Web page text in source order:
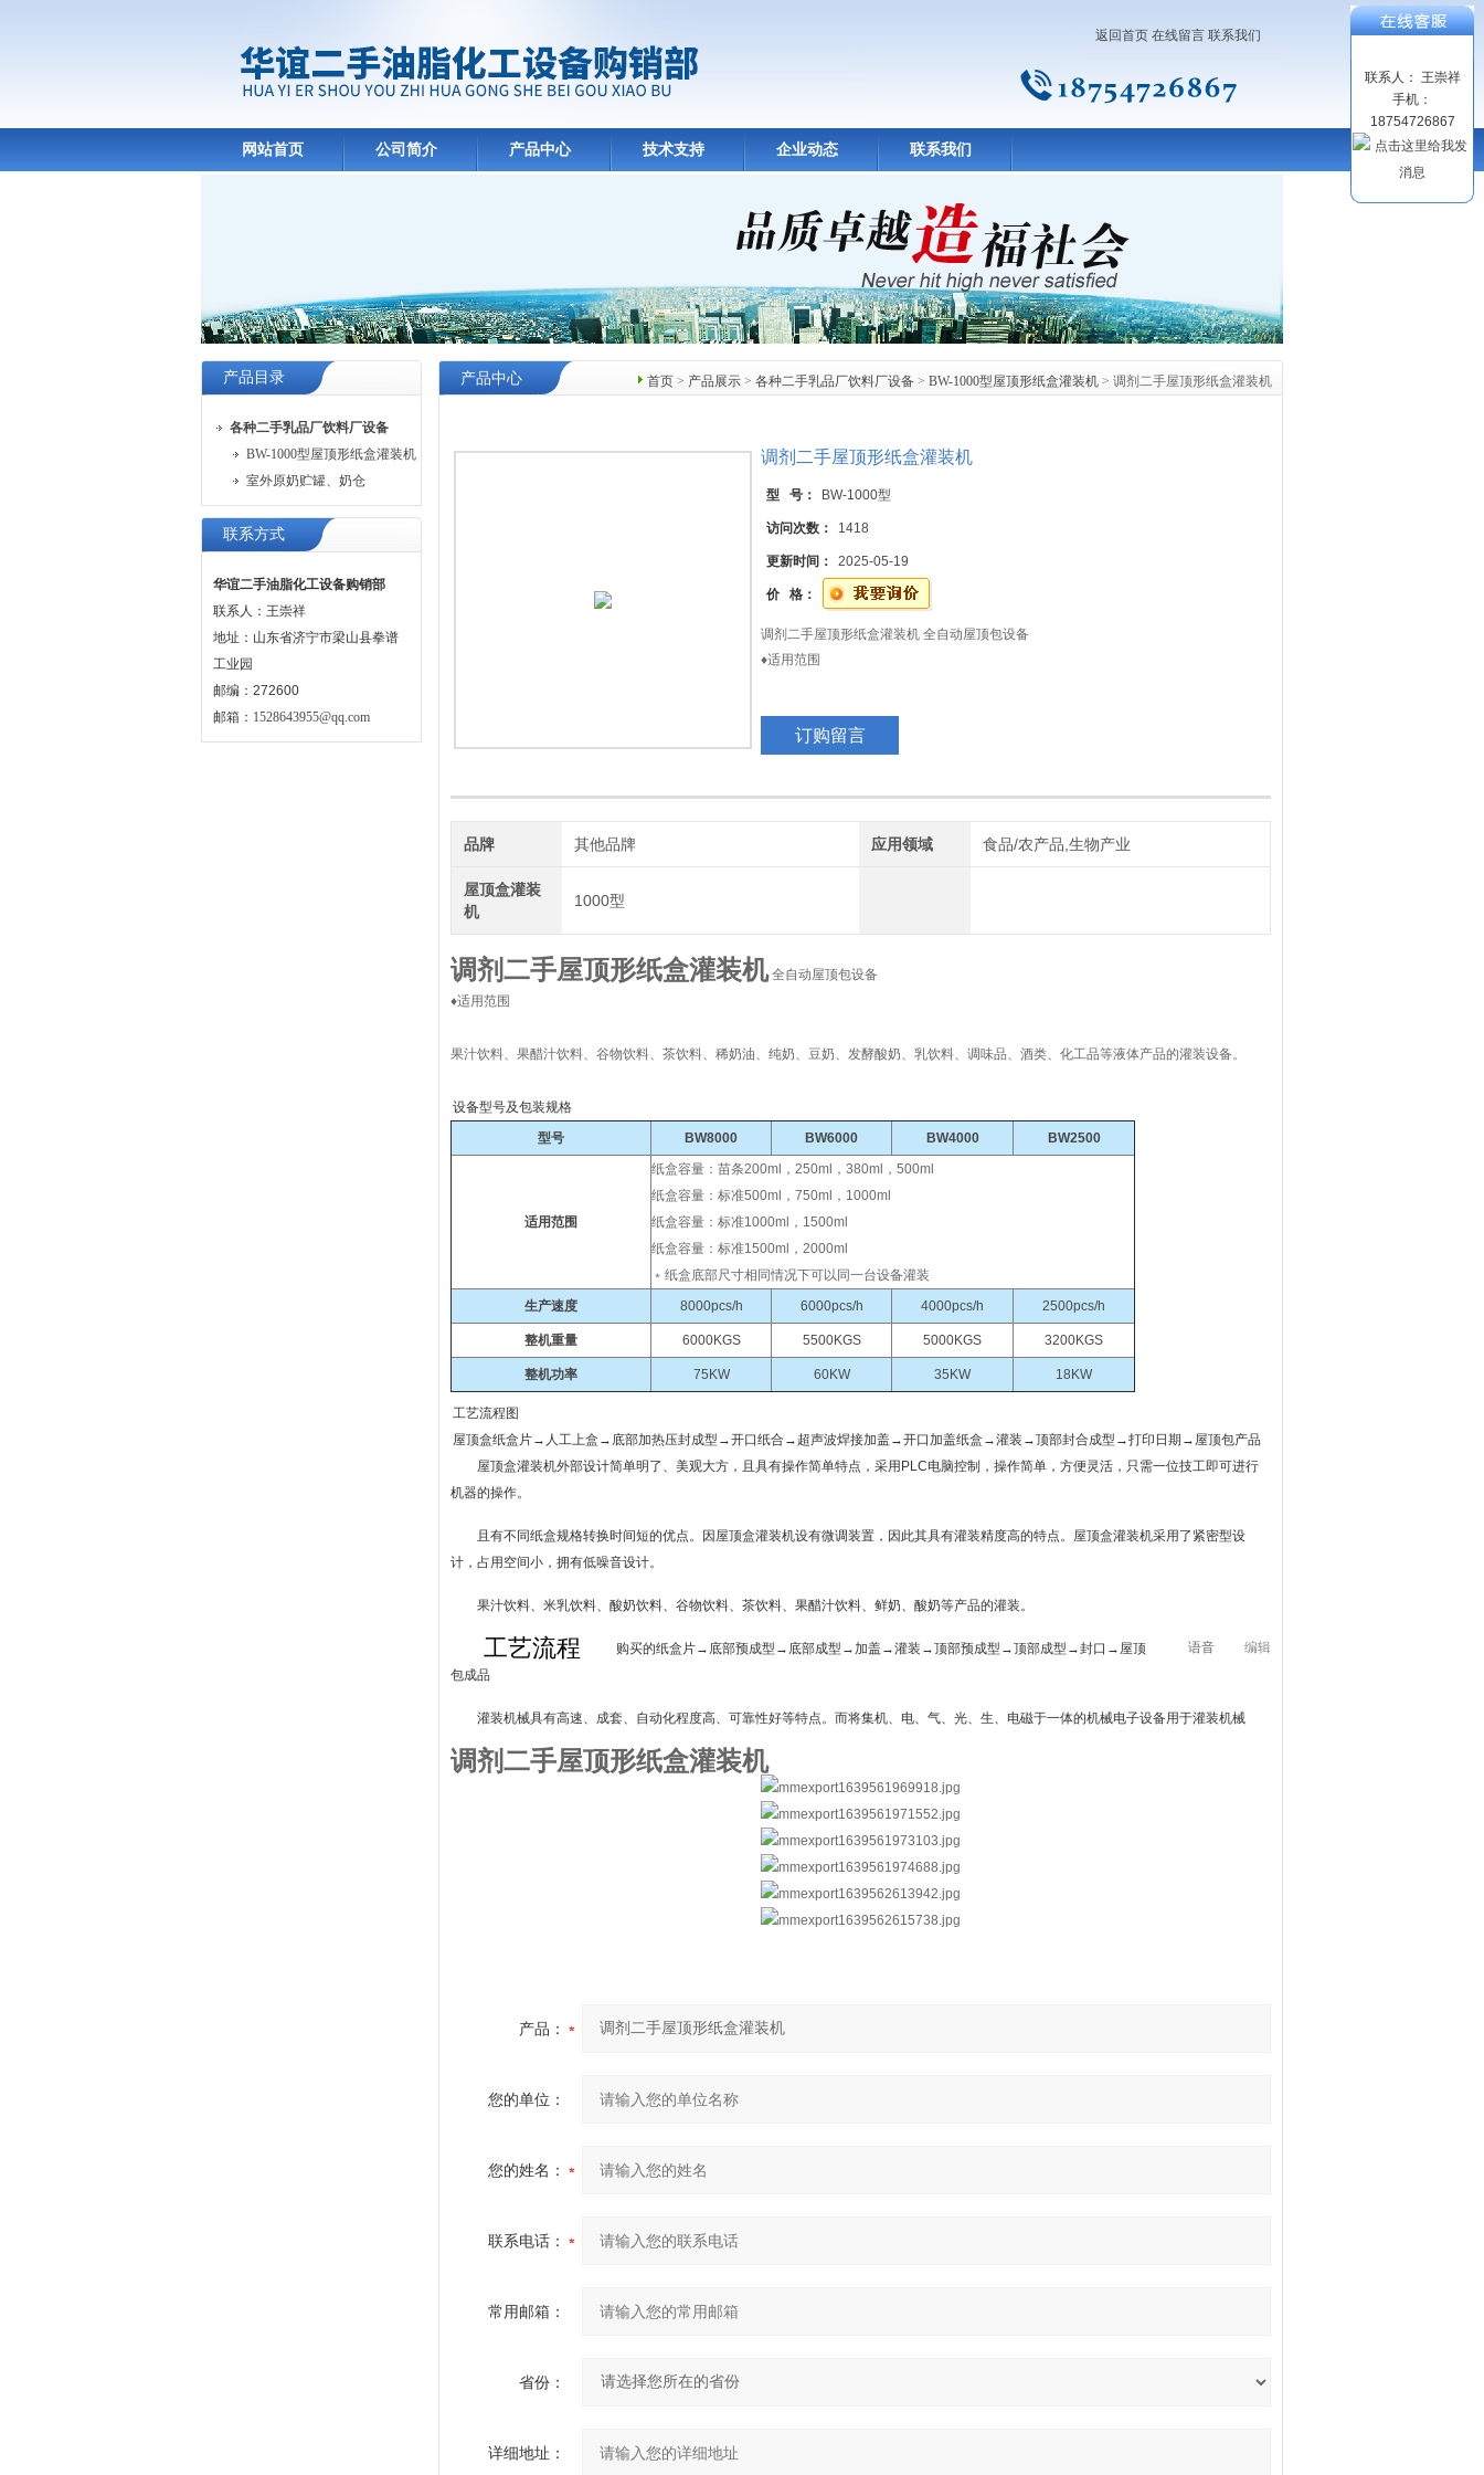
返回首页 在线留言 联系我们
网站首页 公司简介 产品中心 技术支持 企业动态 联系我们
产品目录
各种二手乳品厂饮料厂设备
BW-1000型屋顶形纸盒灌装机
室外原奶贮罐、奶仓
联系方式
华谊二手油脂化工设备购销部
联系人：王崇祥
地址：山东省济宁市梁山县拳谱
工业园
邮编：272600
邮箱： 1528643955@qq.com
首页 > 产品展示 > 各种二手乳品厂饮料厂设备 > BW-1000型屋顶形纸盒灌装机 > 调剂二手屋顶形纸盒灌装机
产品中心
调剂二手屋顶形纸盒灌装机
型 号： BW-1000型
访问次数： 1418
更新时间： 2025-05-19
价 格：
调剂二手屋顶形纸盒灌装机 全自动屋顶包设备
♦适用范围
乳饮料、调味品、酒类、化工品等液体产品的灌装设备。
订购留言
品牌 其他品牌 应用领域 食品/农产品,生物产业
屋顶盒灌装
机
1000型
调剂二手屋顶形纸盒灌装机全自动屋顶包设备
♦适用范围
果汁饮料、果醋汁饮料、谷物饮料、茶饮料、稀奶油、纯奶、豆奶、发酵酸奶、乳饮料、调味品、酒类、化工品等液体产品的灌装设备。
设备型号及包装规格
型号
BW8000 BW6000 BW4000 BW2500
适用范围
纸盒容量：苗条200ml，250ml，380ml，500ml
纸盒容量：标准500ml，750ml，1000ml
纸盒容量：标准1000ml，1500ml
纸盒容量：标准1500ml，2000ml
﹡纸盒底部尺寸相同情况下可以同一台设备灌装
生产速度
8000pcs/h 6000pcs/h 4000pcs/h 2500pcs/h
整机重量 6000KGS 5500KGS 5000KGS 3200KGS
整机功率 75KW 60KW 35KW 18KW
工艺流程图
屋顶盒纸盒片→人工上盒→底部加热压封成型→开口纸合→超声波焊接加盖→开口加盖纸盒→灌装→顶部封合成型→打印日期→屋顶包产品
屋顶盒灌装机外部设计简单明了、美观大方，且具有操作简单特点，采用PLC电脑控制，操作简单，方便灵活，只需一位技工即可进行
机器的操作。
且有不同纸盒规格转换时间短的优点。因屋顶盒灌装机设有微调装置，因此其具有灌装精度高的特点。屋顶盒灌装机采用了紧密型设
计，占用空间小，拥有低噪音设计。
果汁饮料、米乳饮料、酸奶饮料、谷物饮料、茶饮料、果醋汁饮料、鲜奶、酸奶等产品的灌装。
工艺流程 编辑
语音
购买的纸盒片→底部预成型→底部成型→加盖→灌装→顶部预成型→顶部成型→封口→屋顶
包成品
灌装机械具有高速、成套、自动化程度高、可靠性好等特点。而将集机、电、气、光、生、电磁于一体的机械电子设备用于灌装机械
调剂二手屋顶形纸盒灌装机
产品：
您的单位：
您的姓名：
联系电话：
常用邮箱：
省份：
详细地址：
联系人： 王崇祥
手机：
18754726867